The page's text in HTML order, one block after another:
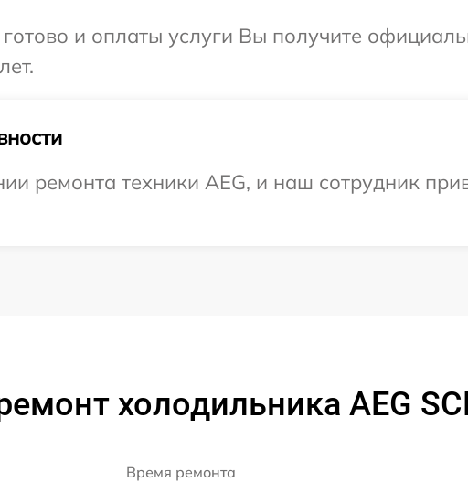
готово и оплаты услуги Вы получите
ремонта техники AEG, и наш сотрудник
холодильника AEG
Время ремонта